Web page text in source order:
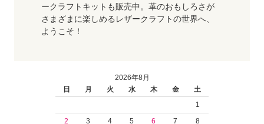
ークラフトキットも販売中。革のおもしろさが
さまざまに楽しめるレザークラフトの世界へ、
ようこそ！
2026年8月
日
月 火 水 木 金
土
1
2
3 4 5 6 7
8